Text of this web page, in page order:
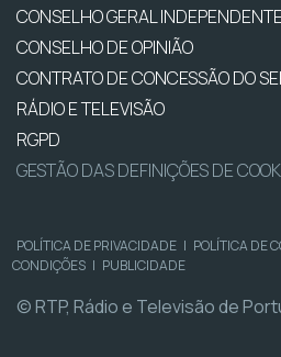
CONSELHO GERAL
CONSELHO DE OPINIÃO
CONTRATO DE CONCESSÃO DO
RÁDIO E TELEVISÃO
RGPD
GESTÃO DAS DEFINIÇÕES DE
POLÍTICA DE PRIVACIDADE | POLÍTICA DE
CONDIÇÕES | PUBLICIDADE
© RTP, Rádio e Televisão de